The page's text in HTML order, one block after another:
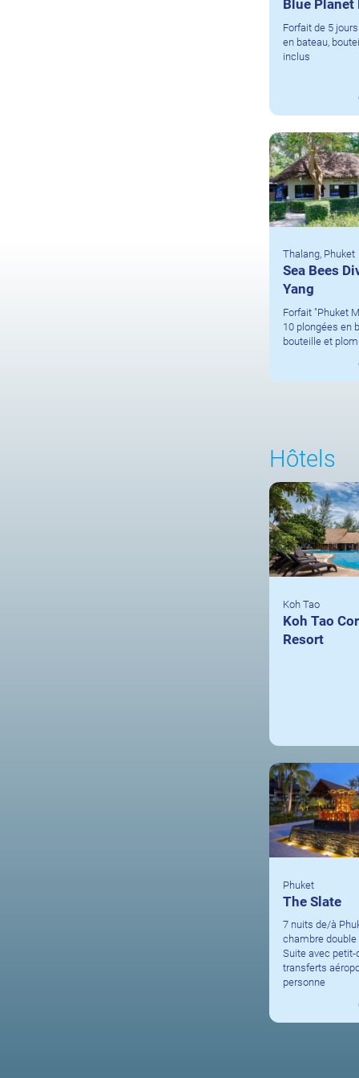
Blue Planet
Forfait de 5
en bateau,
inclus
Thalang, Phuket
Sea Bees
Yang
Forfait "Phuket
10 plongées en
bouteille et
Hôtels
Koh Tao
Koh Tao
Resort
Phuket
The Slate
7 nuits de/à
chambre double
Suite avec petit-
transferts
personne